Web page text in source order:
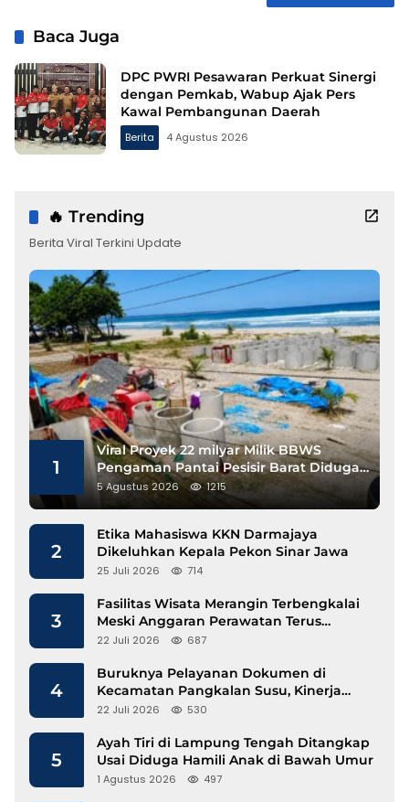
Baca Juga
DPC PWRI Pesawaran Perkuat Sinergi
dengan Pemkab, Wabup Ajak Pers
Kawal Pembangunan Daerah
Berita 4 Agustus 2026
🔥 Trending
Berita Viral Terkini Update
1
Viral Proyek 22 milyar Milik BBWS
Pengaman Pantai Pesisir Barat Diduga
Gunakan Besi Banci
5 Agustus 2026 1215
2
Etika Mahasiswa KKN Darmajaya
Dikeluhkan Kepala Pekon Sinar Jawa
25 Juli 2026 714
3
Fasilitas Wisata Merangin Terbengkalai
Meski Anggaran Perawatan Terus
Mengalir
22 Juli 2026 687
4
Buruknya Pelayanan Dokumen di
Kecamatan Pangkalan Susu, Kinerja
Disdukcapil Langkat Disorot
22 Juli 2026 530
5
Ayah Tiri di Lampung Tengah Ditangkap
Usai Diduga Hamili Anak di Bawah Umur
1 Agustus 2026 497